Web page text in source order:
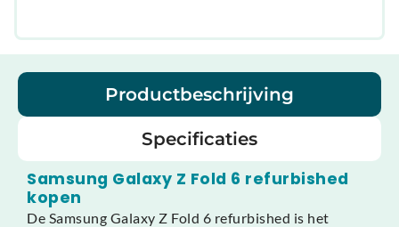
Productbeschrijving
Specificaties
Samsung Galaxy Z Fold 6 refurbished
kopen
De Samsung Galaxy Z Fold 6 refurbished is het